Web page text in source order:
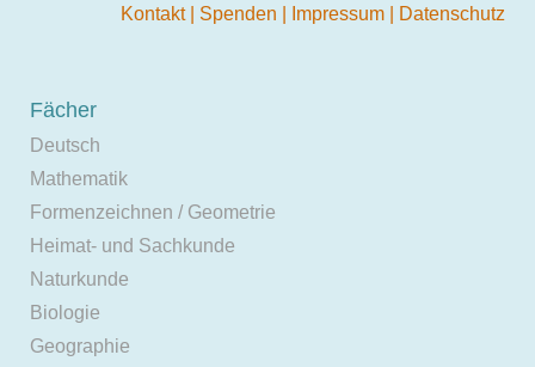
Kontakt Spenden Impressum Datenschutz
Fächer
Deutsch
Mathematik
Formenzeichnen / Geometrie
Heimat- und Sachkunde
Naturkunde
Biologie
Geographie